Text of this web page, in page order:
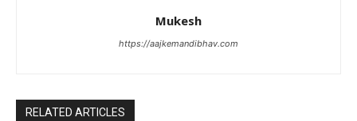
Mukesh
https://aajkemandibhav.com
RELATED ARTICLES